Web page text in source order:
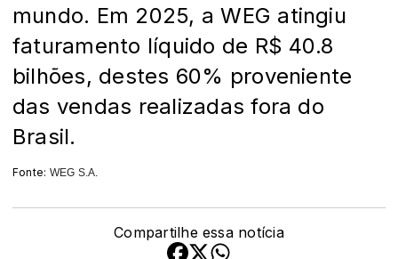
mundo. Em 2025, a WEG atingiu
faturamento líquido de R$ 40.8
bilhões, destes 60% proveniente
das vendas realizadas fora do
Brasil.
Fonte: WEG S.A.
Compartilhe essa notícia